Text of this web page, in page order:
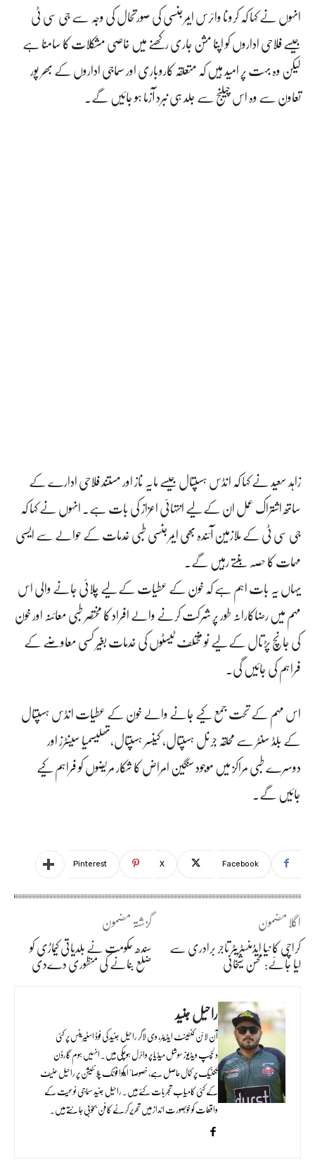
انہوں نے کہا کہ کرونا وائرس ایمرجنسی کی صورتحال کی وجہ سے جی سی ٹی
جیسے فلاحی اداروں کو اپنا مشن جاری رکھنے میں خاصی مشکلات کا سامنا ہے
لیکن وہ بہت پر امید ہیں کہ متعلقہ کاروباری اور سماجی اداروں کے بھر پور
تعاون سے وہ اس چیلنج سے جلد ہی نبرد آزما ہو جائیں گے۔
زاہد سعید نے کہا کہ انڈس ہسپتال جیسے مایہ ناز اور مستند فلاحی ادارے کے
ساتھ اشتراک عمل ان کے لیے انتہائی اعزاز کی بات ہے۔ انہوں نے کہا کہ
جی سی ٹی کے ملازمین آئندہ بھی ایمرجنسی طبی خدمات کے حوالے سے ایسی
مہمات کا حصہ بنتے رہیں گے۔
یہاں یہ بات اہم ہے کہ خون کے عطیات کے لیے چلائی جانے والی اس
مہم میں رضاکارانہ طور پر شرکت کرنے والے افراد کا مختصر طبی معائنہ اور خون
کی جانچ پڑتال کے لیے نو مختلف ٹیسٹوں کی خدمات بغیر کسی معاوضے کے
فراہم کی جائیں گی۔
اس مہم کے تحت جمع کیے جانے والے خون کے عطیات انڈس ہسپتال
کے بلڈ سنٹر سے محلقہ جرنل ہسپتال، کینسر ہسپتال،تھلیسمیا سینٹرز اور
دوسرے طبی مراکز میں موجود سنگین امراض کا شکار مریضوں کو فراہم کیے
جائیں گے۔
Facebook
X
Pinterest
گزشتہ مضمون
سندھ حکومت نے بلدیاتی کیماڑی کو
ضلع بنانے کی منظوری دےدی
اگلا مضمون
کراچی کا نیا ایڈمنسٹریٹر تاجر برادری سے
لیا جائے: محسن شیخانی
راحیل جنید
آن لائن کنٹینٹ ایڈیٹر، وی لاگر راحیل جنید کی فوڈ اسٹیریٹس پر کئی
دلچسپ ویڈیوز سوشل میڈیا پر وائرل ہوچکی ہیں۔ انہیں ہوم گارڈن
تکنیک پر کمال حاصل ہے، خصوصا" ایکوا فونک پلانٹیشن پر راحیل حنیف
کے کئی کامیاب تجربات کئے ہیں۔ راحیل جنید سماجی نوعیت کے
واقعات کو خوبصورت انداز میں تحریر کرنے کا فن بخوبی جانتے ہیں۔